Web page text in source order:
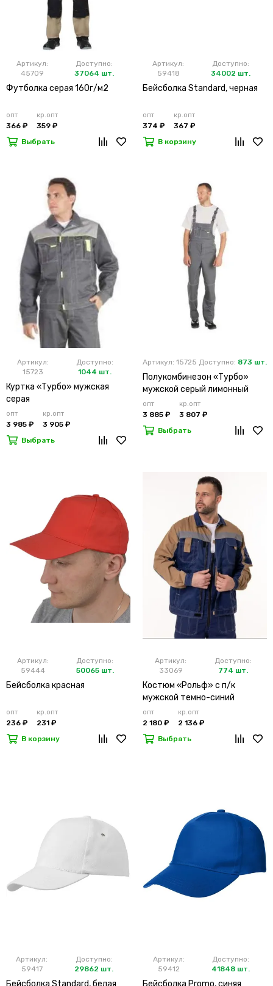
Артикул:
45709
Доступно:
37064 шт.
Футболка серая 160г/м2
опт
366 ₽
кр.опт
359 ₽
Выбрать
Артикул:
59418
Доступно:
34002 шт.
Бейсболка Standard, черная
опт
374 ₽
кр.опт
367 ₽
В корзину
Артикул:
15723
Доступно:
1044 шт.
Куртка «Турбо» мужская
серая
опт
3 985 ₽
кр.опт
3 905 ₽
Выбрать
Артикул: 15725 Доступно: 873 шт.
Полукомбинезон «Турбо»
мужской серый лимонный
опт
3 885 ₽
кр.опт
3 807 ₽
Выбрать
Артикул:
59444
Доступно:
50065 шт.
Бейсболка красная
опт
236 ₽
кр.опт
231 ₽
В корзину
Артикул:
33069
Доступно:
774 шт.
Костюм «Рольф» с п/к
мужской темно-синий
опт
2 180 ₽
кр.опт
2 136 ₽
Выбрать
Артикул:
59417
Доступно:
29862 шт.
Артикул:
59412
Доступно:
41848 шт.